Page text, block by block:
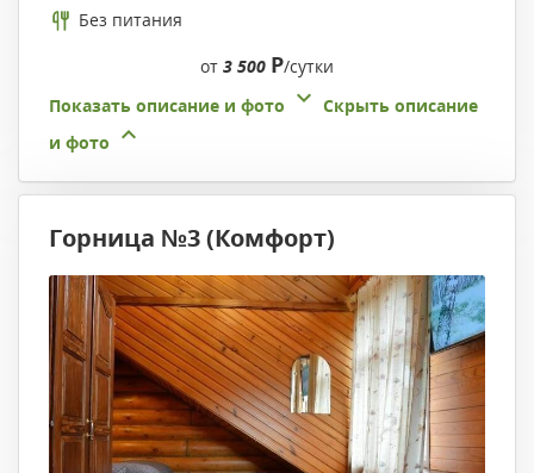
Без питания
от 3 500 Р/сутки
Показать описание и фото
Скрыть описание
и фото
Горница №3 (Комфорт)